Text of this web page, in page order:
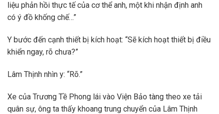
liệu phản hồi thực tế của cơ thể anh, một khi nhận định anh
có ý đồ khống chế…”
Y bước đến cạnh thiết bị kích hoạt: “Sẽ kích hoạt thiết bị điều
khiển ngay, rõ chưa?”
Lâm Thịnh nhìn y: “Rõ.”
Xe của Trương Tề Phong lái vào Viện Bảo tàng theo xe tải
quân sự, ông ta thấy khoang trung chuyển của Lâm Thịnh